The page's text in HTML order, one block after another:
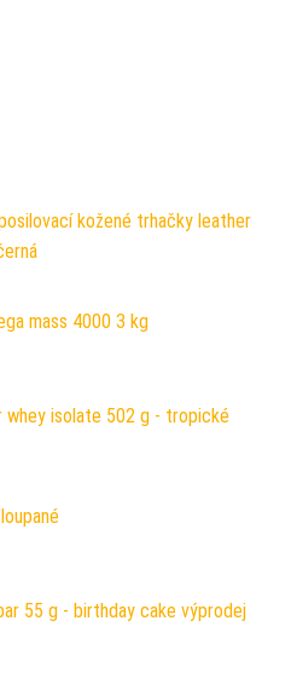
kožené trhačky leather
mass 4000 3 kg
whey isolate 502 g - tropické
55 g - birthday cake výprodej